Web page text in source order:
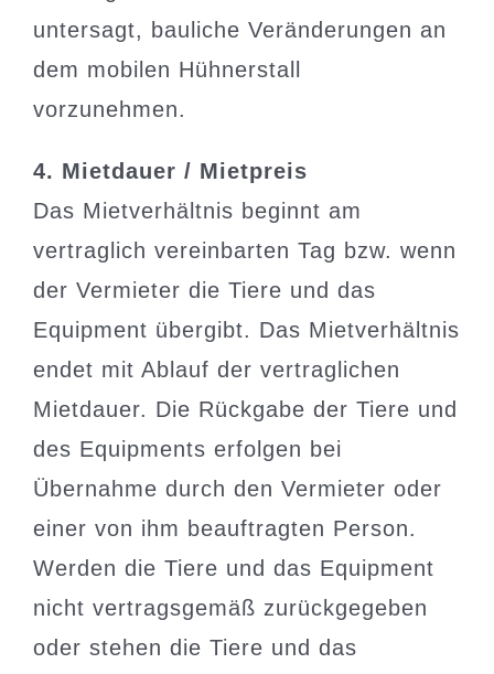
untersagt, bauliche Veränderungen an
dem mobilen Hühnerstall
vorzunehmen.
4. Mietdauer / Mietpreis
Das Mietverhältnis beginnt am
vertraglich vereinbarten Tag bzw. wenn
der Vermieter die Tiere und das
Equipment übergibt. Das Mietverhältnis
endet mit Ablauf der vertraglichen
Mietdauer. Die Rückgabe der Tiere und
des Equipments erfolgen bei
Übernahme durch den Vermieter oder
einer von ihm beauftragten Person.
Werden die Tiere und das Equipment
nicht vertragsgemäß zurückgegeben
oder stehen die Tiere und das